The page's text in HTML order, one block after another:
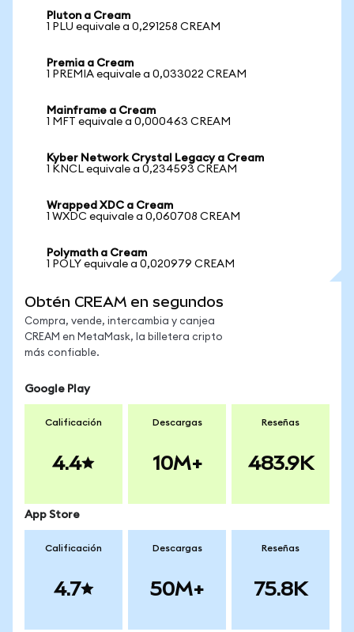
Pluton a Cream
1 PLU equivale a 0,291258 CREAM
Premia a Cream
1 PREMIA equivale a 0,033022 CREAM
Mainframe a Cream
1 MFT equivale a 0,000463 CREAM
Kyber Network Crystal Legacy a Cream
1 KNCL equivale a 0,234593 CREAM
Wrapped XDC a Cream
1 WXDC equivale a 0,060708 CREAM
Polymath a Cream
1 POLY equivale a 0,020979 CREAM
Obtén CREAM en segundos
Compra, vende, intercambia y canjea
CREAM en MetaMask, la billetera cripto
más confiable.
Google Play
Calificación
4.4
Descargas
10M+
Reseñas
483.9K
App Store
Calificación
4.7
Descargas
50M+
Reseñas
75.8K